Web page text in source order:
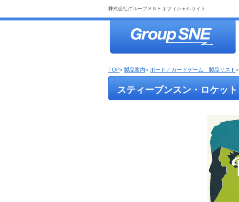
株式会社グループＳＮＥオフィシャルサイト
TOP> 製品案内> ボード／カードゲーム 製品リスト>
スティーブンスン・ロケット